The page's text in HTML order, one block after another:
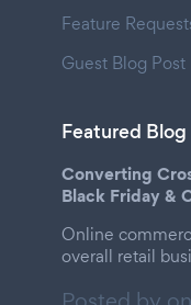
Feature
Guest Blog Post
Featured
Converting
Black Friday &
Online
overall retail